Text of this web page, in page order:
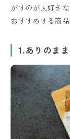
がすのが大好き
おすすめする商
1.ありのま